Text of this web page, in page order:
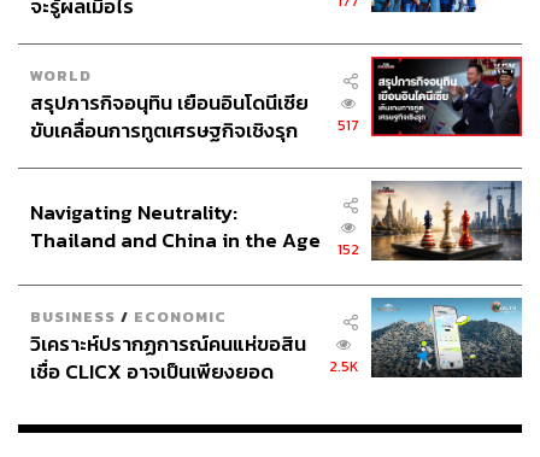
จะรู้ผลเมื่อไร
WORLD
สรุปภารกิจอนุทิน เยือนอินโดนีเซีย
ขับเคลื่อนการทูตเศรษฐกิจเชิงรุก
517
Navigating Neutrality:
Thailand and China in the Age
152
BUSINESS / ECONOMIC
วิเคราะห์ปรากฏการณ์คนแห่ขอสิน
เชื่อ CLICX อาจเป็นเพียงยอด
เรือนไทยที่ถูกซุกไว้
2.5K